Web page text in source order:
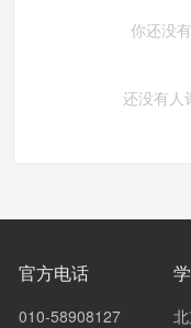
你还没
还没有人
官方电话
010-58908127